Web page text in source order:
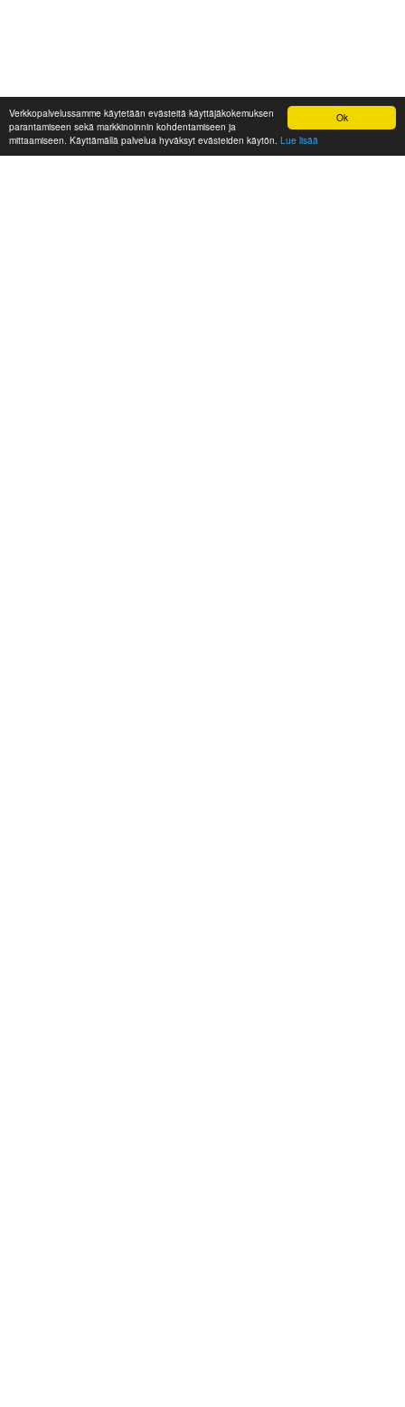
Ok
Verkkopalvelussamme käytetään evästeitä käyttäjäkokemuksen
parantamiseen sekä markkinoinnin kohdentamiseen ja
mittaamiseen. Käyttämällä palvelua hyväksyt evästeiden käytön. Lue lisää